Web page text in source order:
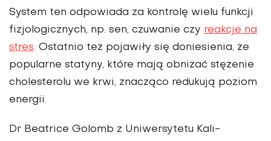
System ten odpowiada za kontrolę wie­lu funkcji
fizjologicznych, np. sen, czuwanie czy reakcje na
stres. Ostatnio też poja­wiły się doniesienia, że
po­pularne statyny, które mają obniżać stężenie
cholesterolu we krwi, znacząco redukują poziom
energii.
Dr Beatrice Golomb z Uniwersytetu Kali­